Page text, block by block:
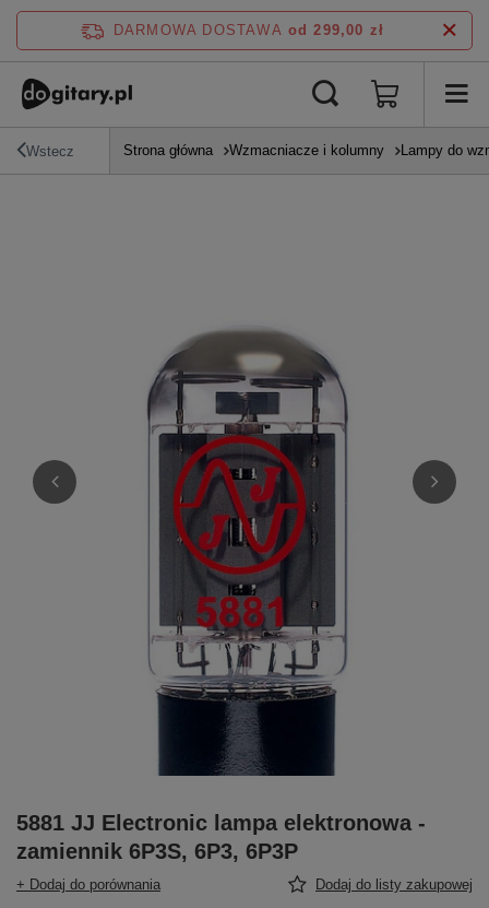
DARMOWA DOSTAWA od 299,00 zł
Wstecz Strona główna Wzmacniacze i kolumny Lampy do
5881 JJ Electronic lampa elektronowa -
zamiennik 6P3S, 6P3, 6P3P
+ Dodaj do porównania Dodaj do listy zakupowej